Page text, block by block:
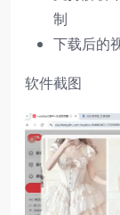
制
下载后的
软件截图